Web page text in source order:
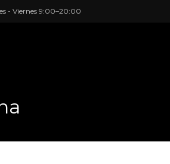
- Viernes 9:00–20:00